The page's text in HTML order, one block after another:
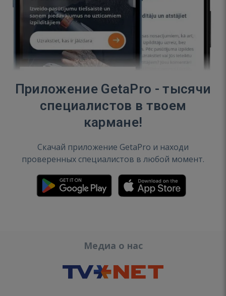
Приложение GetaPro - тысячи
специалистов в твоем
кармане!
Скачай приложение GetaPro и находи
проверенных специалистов в любой момент.
Медиа о нас